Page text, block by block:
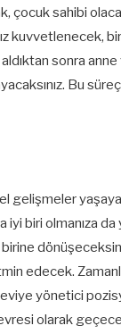
çocuk sahibi
kuvvetlenecek,
sonra
Bu süreç
gelişmeler
iyi biri olmanıza
edecek.
yönetici
olarak